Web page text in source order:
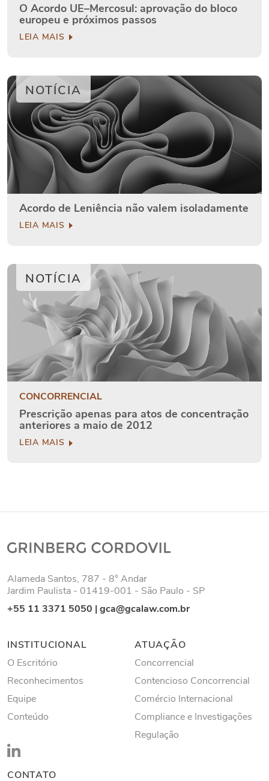
O Acordo UE–Mercosul: aprovação do bloco
europeu e próximos passos
LEIA MAIS
NOTÍCIA
Acordo de Leniência não valem isoladamente
LEIA MAIS
NOTÍCIA
CONCORRENCIAL
Prescrição apenas para atos de concentração
anteriores a maio de 2012
LEIA MAIS
Alameda Santos, 787 - 8° Andar
Jardim Paulista - 01419-001 - São Paulo - SP
+55 11 3371 5050 |gca@gcalaw.com.br
INSTITUCIONAL
O Escritório
Reconhecimentos
Equipe
Conteúdo
ATUAÇÃO
Concorrencial
Contencioso Concorrencial
Comércio Internacional
Compliance e Investigações
Regulação
CONTATO